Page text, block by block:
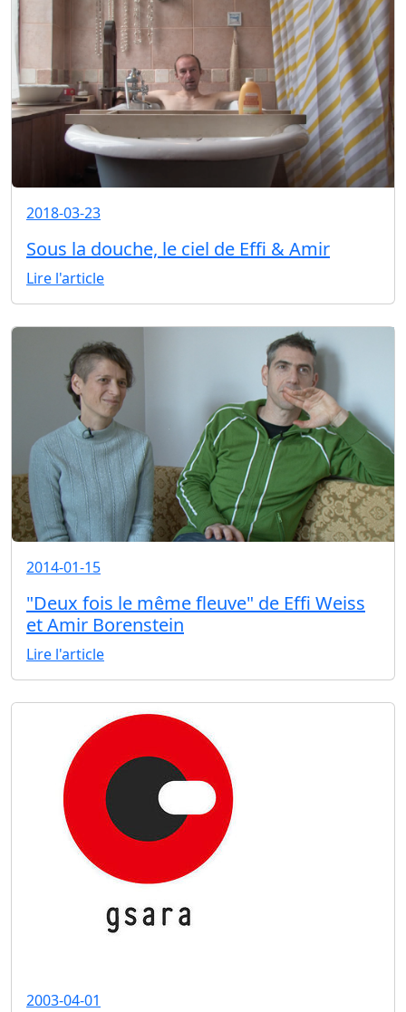
2018-03-23
Sous la douche, le ciel de Effi & Amir
Lire l'article
2014-01-15
"Deux fois le même fleuve" de Effi Weiss
et Amir Borenstein
Lire l'article
2003-04-01